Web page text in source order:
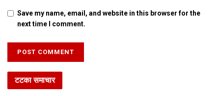
Save my name, email, and website in this browser for the
next time I comment.
टटका समाचार